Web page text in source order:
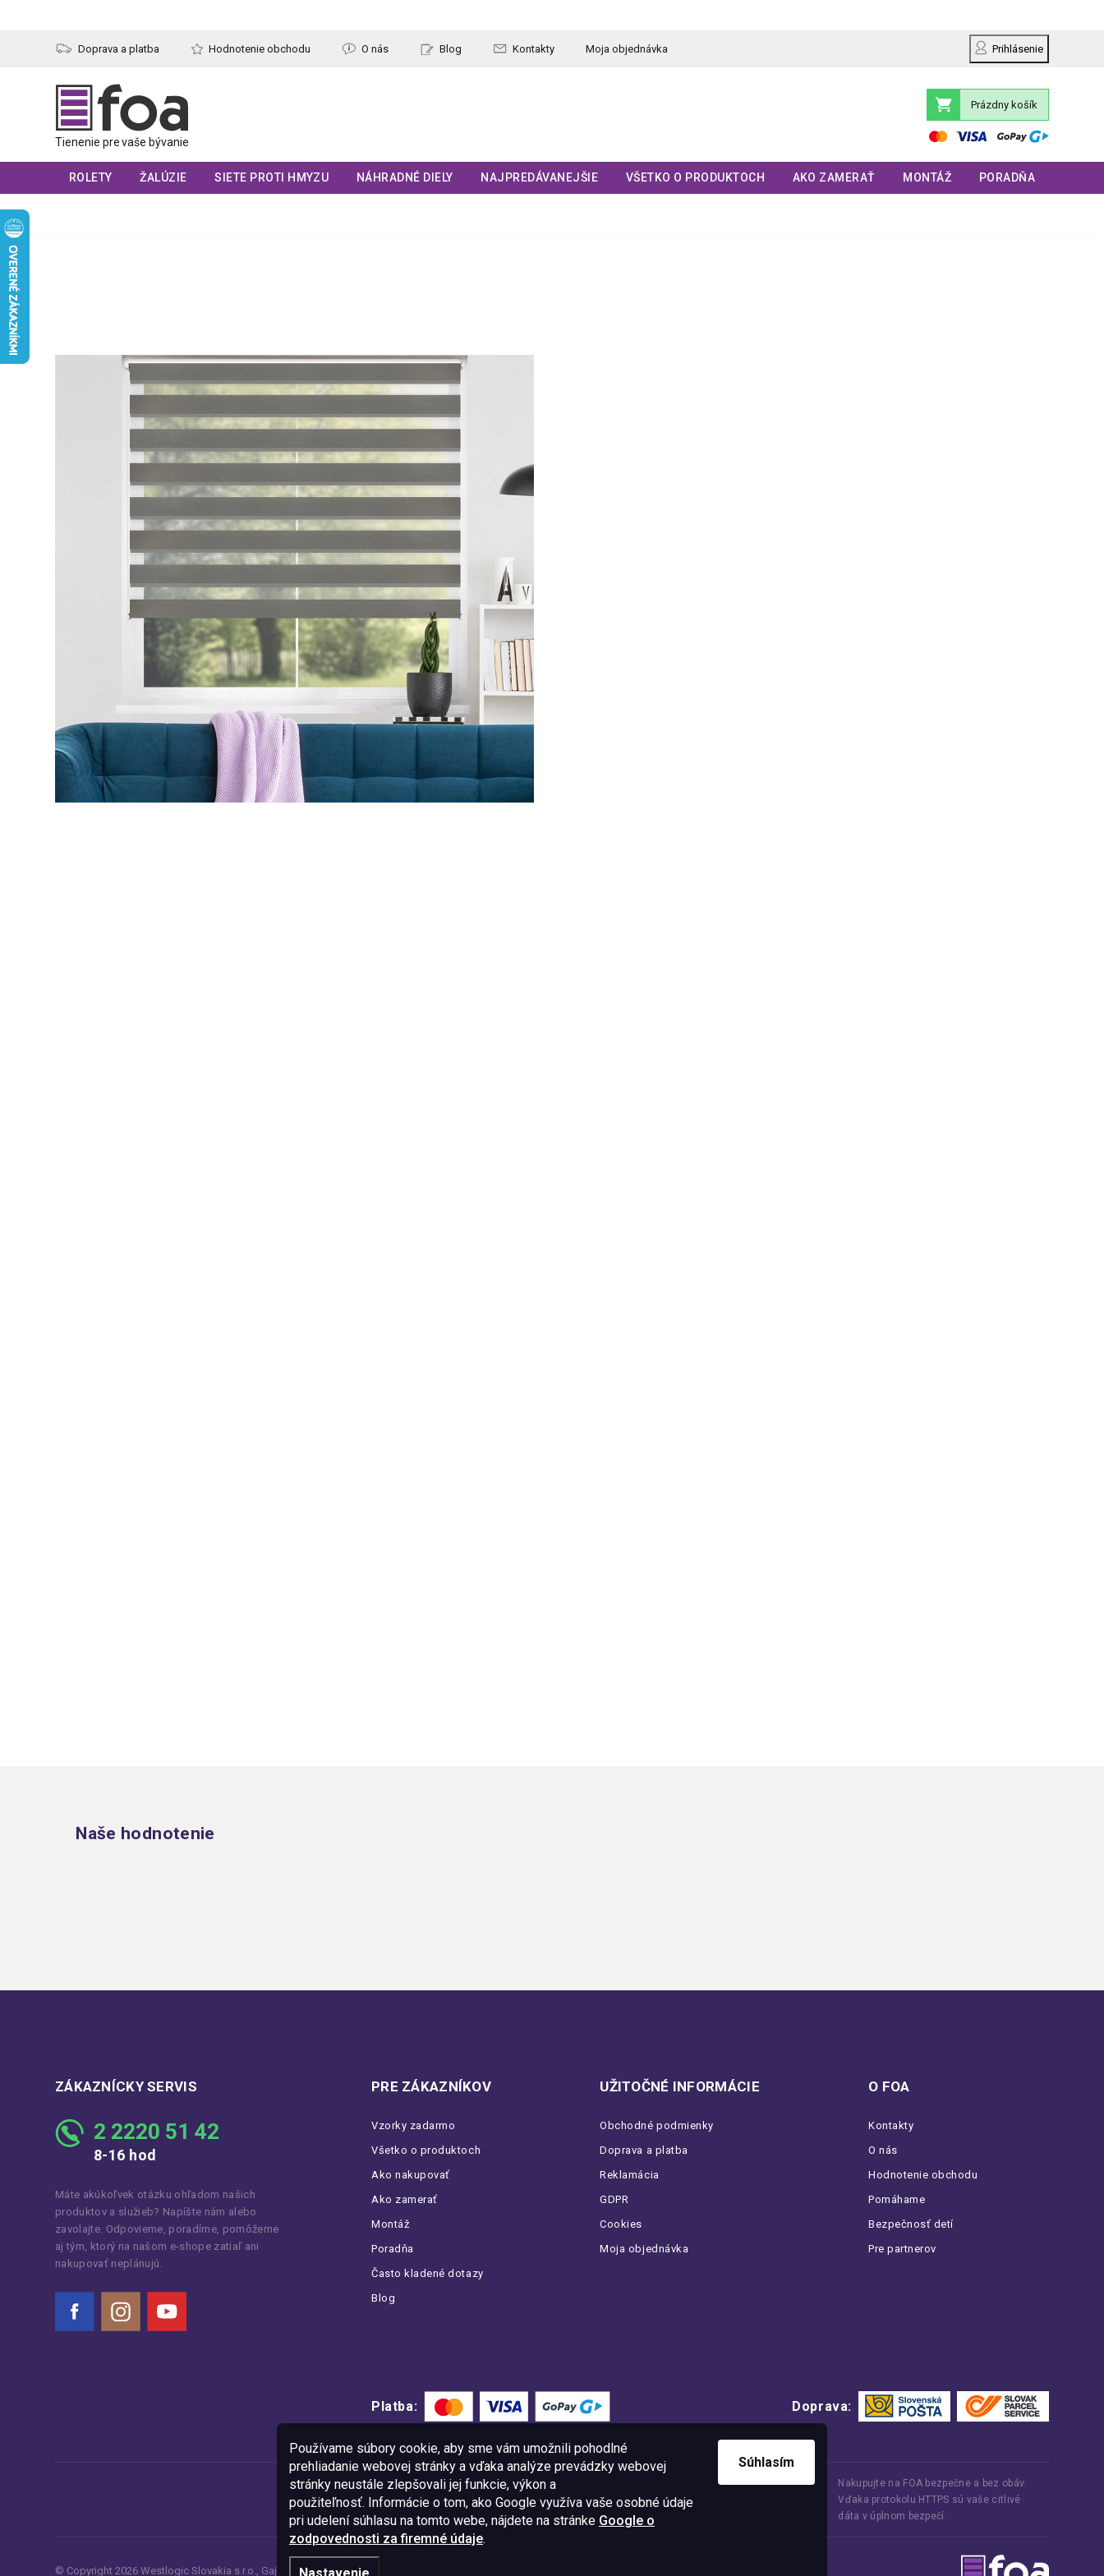
Používame súbory cookie, aby sme vám umožnili pohodlné
prehliadanie webovej stránky a vďaka analýze prevádzky webovej
stránky neustále zlepšovali jej funkcie, výkon a
použiteľnosť. Informácie o tom, ako Google využíva vaše osobné údaje
pri udelení súhlasu na tomto webe, nájdete na stránke Google o
zodpovednosti za firemné údaje.
Súhlasím
Doprava a platba Hodnotenie obchodu O nás Blog Kontakty Moja objednávka Prihlásenie
Nákupný
košík
Prázdny košík
ROLETY ŽALÚZIE SIETE PROTI HMYZU NÁHRADNÉ DIELY NAJPREDÁVANEJŠIE VŠETKO O PRODUKTOCH AKO ZAMERAŤ MONTÁŽ PORADŇA
Naše hodnotenie
ZÁKAZNÍCKY SERVIS
2 2220 51 42
8-16 hod
Máte akúkoľvek otázku ohľadom našich
produktov a služieb? Napíšte nám alebo
zavolajte. Odpovieme, poradíme, pomôžeme
aj tým, ktorý na našom e-shope zatiaľ ani
nakupovať neplánujú.
Instagram
PRE ZÁKAZNÍKOV
Vzorky zadarmo
Všetko o produktoch
Ako nakupovať
Ako zamerať
Montáž
Poradňa
Často kladené dotazy
Blog
UŽITOČNÉ INFORMÁCIE
Obchodné podmienky
Doprava a platba
Reklamácia
GDPR
Cookies
Moja objednávka
O FOA
Kontakty
O nás
Hodnotenie obchodu
Pomáhame
Bezpečnosť detí
Pre partnerov
Platba: Doprava:
Nakupujte na FOA bezpečne a bez obáv.
Vďaka protokolu HTTPS sú vaše citlivé
dáta v úplnom bezpečí.
© Copyright 2026 Westlogic Slovakia s.r.o., Gajova 4, Bratislava, 811 09